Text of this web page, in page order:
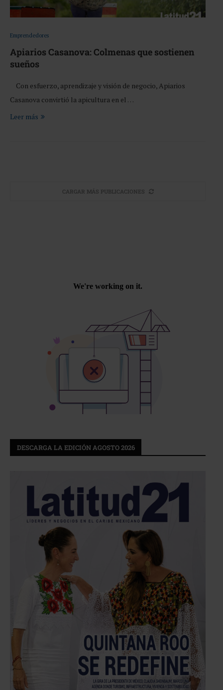
Emprendedores
Apiarios Casanova: Colmenas que sostienen
sueños
Con esfuerzo, aprendizaje y visión de negocio, Apiarios
Casanova convirtió la apicultura en el …
Leer más
CARGAR MÁS PUBLICACIONES
DESCARGA LA EDICIÓN AGOSTO 2026